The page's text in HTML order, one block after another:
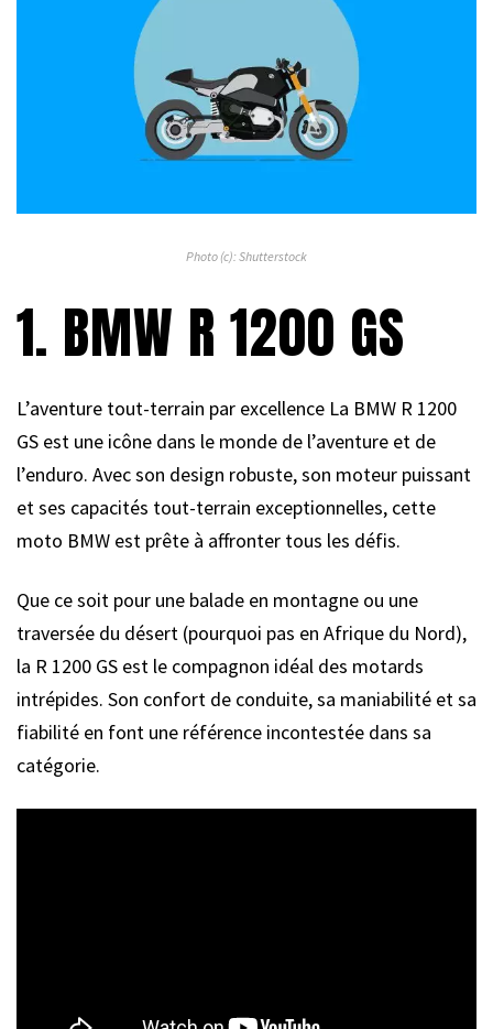
Photo (c): Shutterstock
1. BMW R 1200 GS
L’aventure tout-terrain par excellence La BMW R 1200
GS est une icône dans le monde de l’aventure et de
l’enduro. Avec son design robuste, son moteur puissant
et ses capacités tout-terrain exceptionnelles, cette
moto BMW est prête à affronter tous les défis.
Que ce soit pour une balade en montagne ou une
traversée du désert (pourquoi pas en Afrique du Nord),
la R 1200 GS est le compagnon idéal des motards
intrépides. Son confort de conduite, sa maniabilité et sa
fiabilité en font une référence incontestée dans sa
catégorie.